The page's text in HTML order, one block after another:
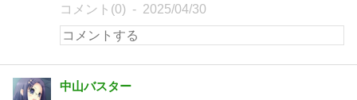
コメント(0) 2025/04/30
中山バスター